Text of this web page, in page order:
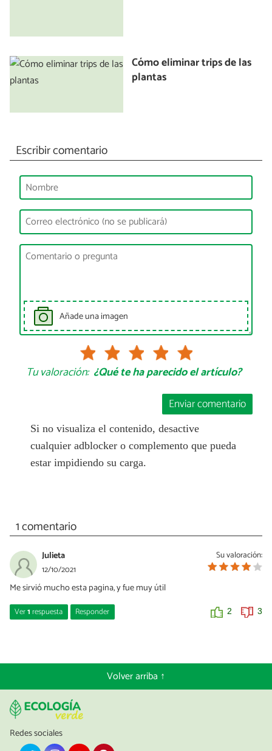
Cómo eliminar trips de las
plantas
Escribir comentario
Añade una imagen
Tu valoración: ¿Qué te ha parecido el artículo?
Enviar comentario
Si no visualiza el contenido, desactive
cualquier adblocker o complemento que pueda
estar impidiendo su carga.
1 comentario
Su valoración:
Julieta
12/10/2021
Me sirvió mucho esta pagina, y fue muy útil
Ver1respuesta Responder 2 3
Volver arriba ↑
Redes sociales